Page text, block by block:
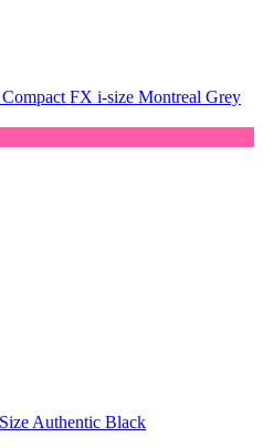
FX i-size Montreal Grey
Authentic Black